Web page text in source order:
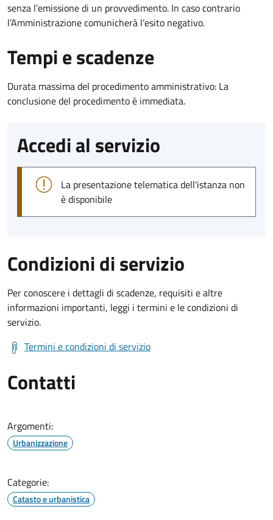
senza l’emissione di un provvedimento. In caso contrario
l’Amministrazione comunicherà l’esito negativo.
Tempi e scadenze
Durata massima del procedimento amministrativo: La
conclusione del procedimento è immediata.
Accedi al servizio
La presentazione telematica dell'istanza non
è disponibile
Condizioni di servizio
Per conoscere i dettagli di scadenze, requisiti e altre
informazioni importanti, leggi i termini e le condizioni di
servizio.
Termini e condizioni di servizio
Contatti
Argomenti:
Urbanizzazione
Categorie:
Catasto e urbanistica